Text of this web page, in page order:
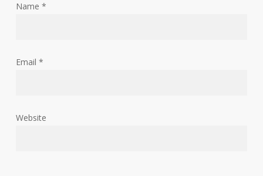
Name *
Email *
Website